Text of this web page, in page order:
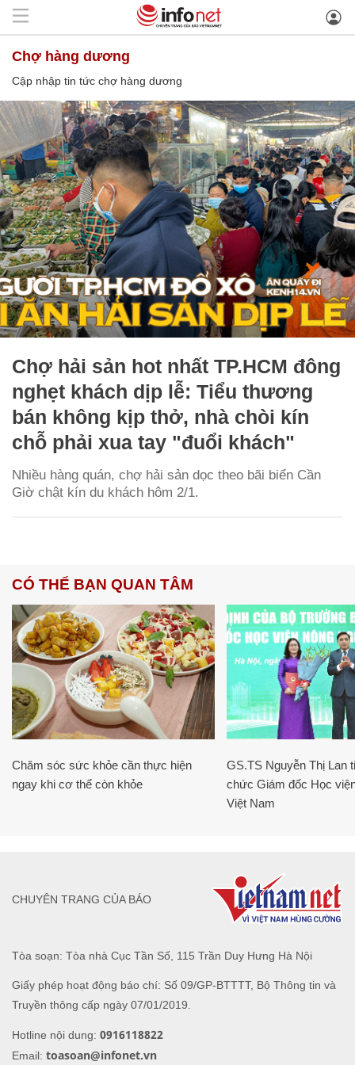
chợ hàng dương
Cập nhập tin tức chợ hàng dương
Chợ hải sản hot nhất TP.HCM đông
nghẹt khách dịp lễ: Tiểu thương
bán không kịp thở, nhà chòi kín
chỗ phải xua tay "đuổi khách"
Nhiều hàng quán, chợ hải sản dọc theo bãi biển Cần
Giờ chật kín du khách hôm 2/1.
CÓ THỂ BẠN QUAN TÂM
Chăm sóc sức khỏe cần thực hiện
ngay khi cơ thể còn khỏe
GS.TS Nguyễn Thị Lan
chức Giám đốc Học
Việt Nam
Tòa soạn: Tòa nhà Cục Tần Số, 115 Trần Duy Hưng Hà Nội
Giấy phép hoạt động báo chí: Số 09/GP-BTTTT, Bộ Thông tin và
Truyền thông cấp ngày 07/01/2019.
Hotline nội dung: 0916118822
Email: toasoan@infonet.vn
CHUYÊN TRANG CỦA BÁO